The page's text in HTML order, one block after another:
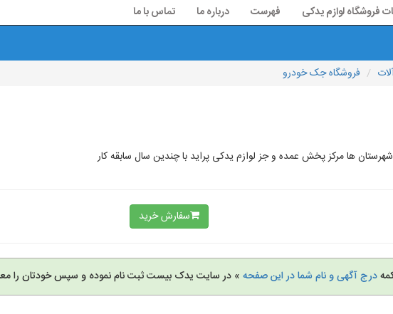
فروشگاه لوازم یدکی فهرست درباره ما تماس با ما
فروشگاه جک خودرو
ها مرکز پخش عمده و جز لوازم یدکی پراید با چندین سال سابقه کار
سفارش خرید
درج آگهی و نام شما در این صفحه » در سایت یدک بیست ثبت نام نموده و سپس خودتان را